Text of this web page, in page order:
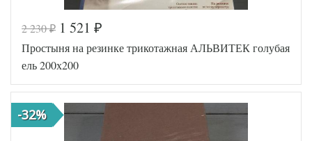
Код товара
546-698
Артикул
AL200092
Ткань
Размер
простыни
200х200
(на
резинке)
Производитель
2 230₽ 1 521 ₽
Простыня на резинке трикотажная АЛЬВИТЕК голубая
ель 200х200
-32%